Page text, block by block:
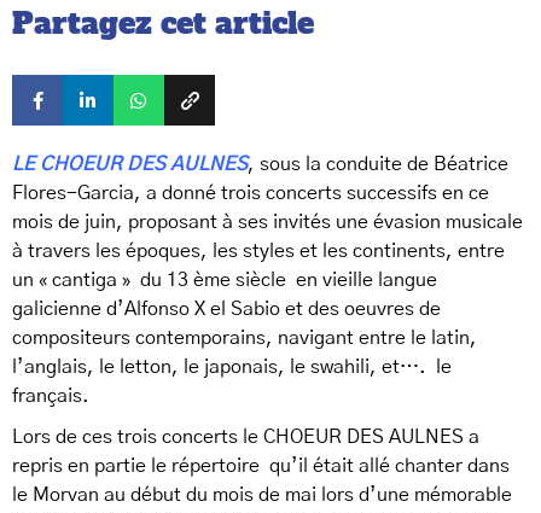
Partagez cet article
LE CHOEUR DES AULNES, sous la conduite de Béatrice
Flores-Garcia, a donné trois concerts successifs en ce
mois de juin, proposant à ses invités une évasion musicale
à travers les époques, les styles et les continents, entre
un « cantiga » du 13 ème siècle en vieille langue
galicienne d’Alfonso X el Sabio et des oeuvres de
compositeurs contemporains, navigant entre le latin,
l’anglais, le letton, le japonais, le swahili, et…. le
français.
Lors de ces trois concerts le CHOEUR DES AULNES a
repris en partie le répertoire qu’il était allé chanter dans
le Morvan au début du mois de mai lors d’une mémorable